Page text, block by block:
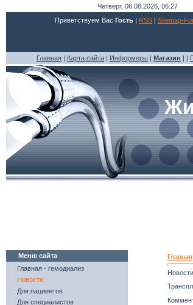
Четверг, 06.08.2026, 06:27
Приветствуем Вас Гость | RSS | Sitemap-
Главная | Карта сайта | Информеры | Магазин | |
Меню сайта
Главная - гемодиализ
Новости
Для пациентов
Для специалистов
Главная